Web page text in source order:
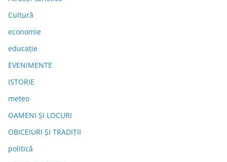
Cultură
economie
educație
EVENIMENTE
ISTORIE
meteo
OAMENI ȘI LOCURI
OBICEIURI ȘI TRADIȚII
politică